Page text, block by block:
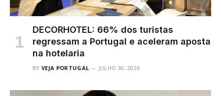
DECORHOTEL: 66% dos turistas
regressam a Portugal e aceleram aposta
na hotelaria
BY VEJA PORTUGAL JULHO 30, 2026